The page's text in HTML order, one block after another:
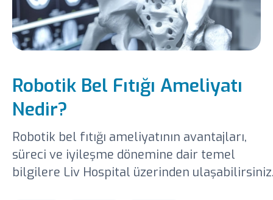
Robotik Bel Fıtığı Ameliyatı
Nedir?
Robotik bel fıtığı ameliyatının avantajları,
süreci ve iyileşme dönemine dair temel
bilgilere Liv Hospital üzerinden